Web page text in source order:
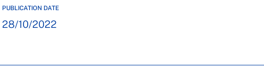
PUBLICATION DATE
28/10/2022